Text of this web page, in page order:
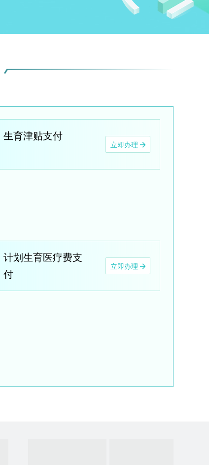
生育津贴支付
立即办理
计划生育医疗费支
付
立即办理